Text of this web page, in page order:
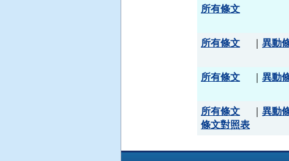
所有條文
所有條文
異動
所有條文
異動
所有條文
異動
條文對照表